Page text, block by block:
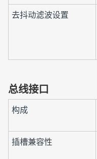
去抖动滤波设置
总线接口
构成
插槽兼容性